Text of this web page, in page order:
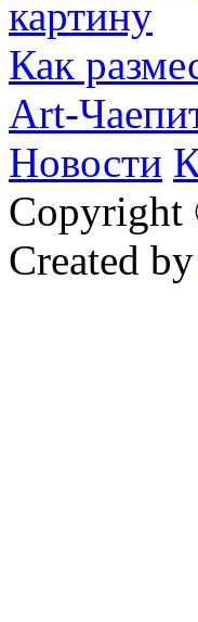
картину
Как
Art-
Новости
Copyright
Created by